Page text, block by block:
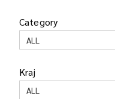
Category
ALL
Kraj
ALL